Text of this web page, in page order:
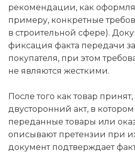
рекомендации, как
примеру, конкретные
в строительной сфере).
фиксация факта передачи
покупателя, при этом
не являются жесткими.
После того как товар
двусторонний акт, в
переданные товары или
описывают претензии при
документ подтверждает